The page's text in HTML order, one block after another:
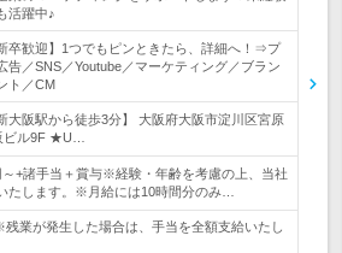
活躍中♪
卒歓迎】1つでもピンときたら、詳細へ！⇒プ
告／SNS／Youtube／マーケティング／ブラン
ト／CM
大阪駅から徒歩3分】 大阪府大阪市淀川区宮原
ビル9F ★U…
～+諸手当＋賞与※経験・年齢を考慮の上、当社
たします。※月給には10時間分のみ…
業が発生した場合は、手当を全額支給いたし